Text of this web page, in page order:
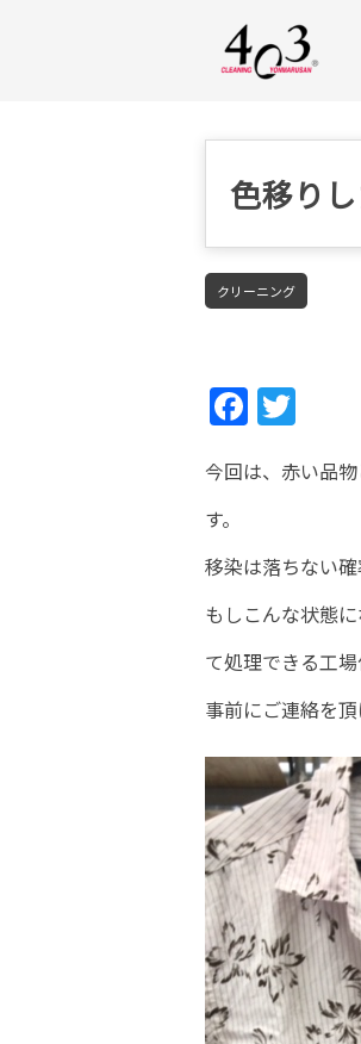
色移り
クリーニング
Fac
ok
今回は、赤い品
す。
移染は落ちない確
もしこんな状態
て処理できる工
事前にご連絡を頂